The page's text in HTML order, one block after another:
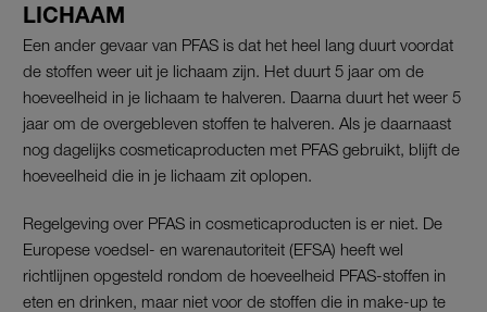
LICHAAM
Een ander gevaar van PFAS is dat het heel lang duurt voordat
de stoffen weer uit je lichaam zijn. Het duurt 5 jaar om de
hoeveelheid in je lichaam te halveren. Daarna duurt het weer 5
jaar om de overgebleven stoffen te halveren. Als je daarnaast
nog dagelijks cosmeticaproducten met PFAS gebruikt, blijft de
hoeveelheid die in je lichaam zit oplopen.
Regelgeving over PFAS in cosmeticaproducten is er niet. De
Europese voedsel- en warenautoriteit (EFSA) heeft wel
richtlijnen opgesteld rondom de hoeveelheid PFAS-stoffen in
eten en drinken, maar niet voor de stoffen die in make-up te